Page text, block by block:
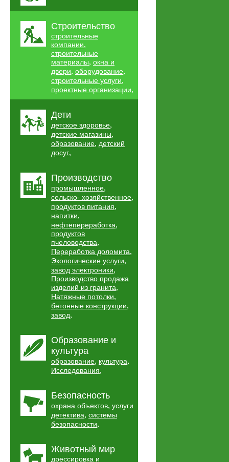
Строительство
строительные
компании,
строительные
материалы, окна и
двери, оборудование,
строительные услуги,
проектные организации,
Дети
детское здоровье,
детские магазины,
образование, детский
досуг,
Производство
промышленное,
сельско- хозяйственное,
продуктов питания,
напитки,
нефтепереработка,
продуктов
пчеловодства,
Переработка доломита,
Экологические услуги,
завод электроники,
Производство продажа
изделий из гранита,
Натяжные потолки,
бетонные конструкции,
завод,
Образование и
культура
образование, культура,
Исследования,
Безопасность
охрана объектов, услуги
детектива, системы
безопасности,
Животный мир
дрессировка и